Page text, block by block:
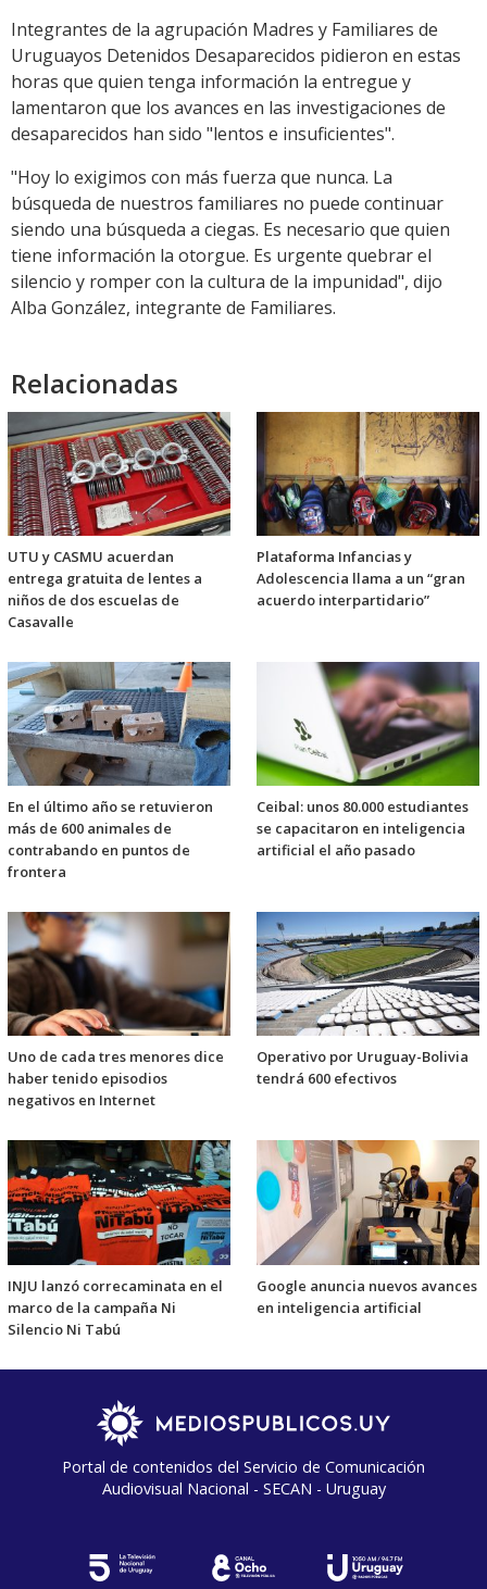
Integrantes de la agrupación Madres y Familiares de
Uruguayos Detenidos Desaparecidos pidieron en estas
horas que quien tenga información la entregue y
lamentaron que los avances en las investigaciones de
desaparecidos han sido "lentos e insuficientes".
"Hoy lo exigimos con más fuerza que nunca. La
búsqueda de nuestros familiares no puede continuar
siendo una búsqueda a ciegas. Es necesario que quien
tiene información la otorgue. Es urgente quebrar el
silencio y romper con la cultura de la impunidad", dijo
Alba González, integrante de Familiares.
Relacionadas
UTU y CASMU acuerdan
entrega gratuita de lentes a
niños de dos escuelas de
Casavalle
Plataforma Infancias y
Adolescencia llama a un “gran
acuerdo interpartidario”
En el último año se retuvieron
más de 600 animales de
contrabando en puntos de
frontera
Ceibal: unos 80.000 estudiantes
se capacitaron en inteligencia
artificial el año pasado
Uno de cada tres menores dice
haber tenido episodios
negativos en Internet
Operativo por Uruguay-Bolivia
tendrá 600 efectivos
INJU lanzó correcaminata en el
marco de la campaña Ni
Silencio Ni Tabú
Google anuncia nuevos avances
en inteligencia artificial
Portal de contenidos del Servicio de Comunicación
Audiovisual Nacional - SECAN - Uruguay